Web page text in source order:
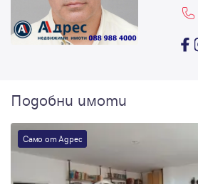
Подобни имоти
Само от Адрес